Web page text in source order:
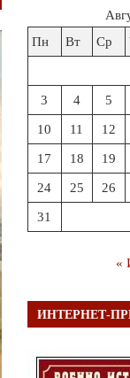
Пн
Вт Ср
3 4 5
10 11 12
17 18 19
24 25 26
31
«
ИНТЕРНЕТ-